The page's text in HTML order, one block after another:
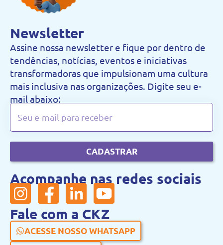
Newsletter
Assine nossa newsletter e fique por dentro de
tendências, notícias, eventos e iniciativas
transformadoras que impulsionam uma cultura
mais inclusiva nas organizações. Digite seu e-
mail abaixo:
CADASTRAR
Acompanhe nas redes sociais
Fale com a CKZ
ACESSE NOSSO WHATSAPP